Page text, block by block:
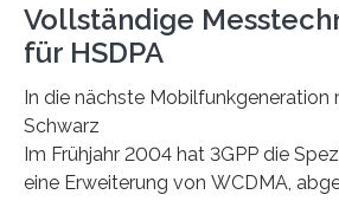
Vollständige
für HSDPA
In die nächste Mobilfunkgeneration
Schwarz
Im Frühjahr 2004 hat 3GPP die
eine Erweiterung von WCDMA,